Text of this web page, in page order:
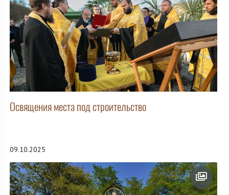
Освящения места под строительство
09.10.2025